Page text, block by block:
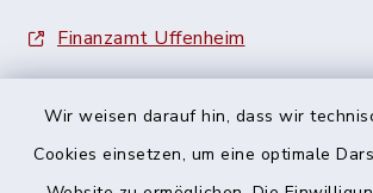
Wir weisen darauf hin, dass wir
Cookies einsetzen, um eine optimale
Finanzamt Uffenheim